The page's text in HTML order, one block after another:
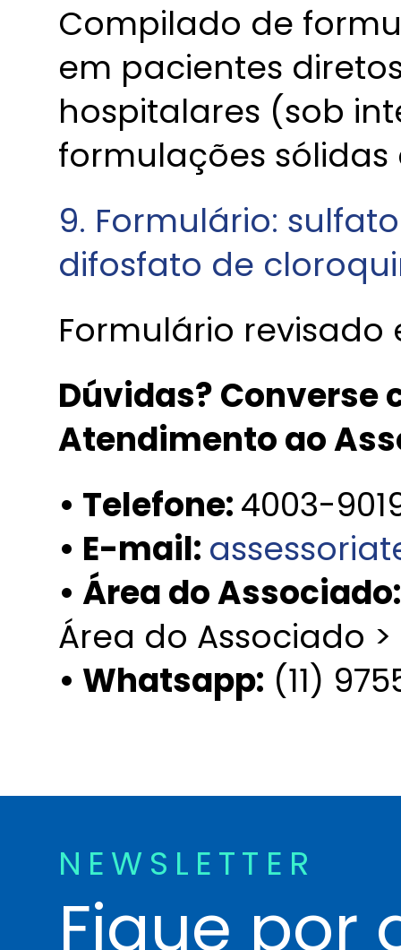
Compilado de
em pacientes
hospitalares (sob
formulações sólidas
9. Formulário:
difosfato de
Formulário
Dúvidas? Converse
Atendimento ao
• Telefone:4003-
• E-mail:
• Área do
Área do Associado
• Whatsapp: (11)
NEWSLETTER
Fique por